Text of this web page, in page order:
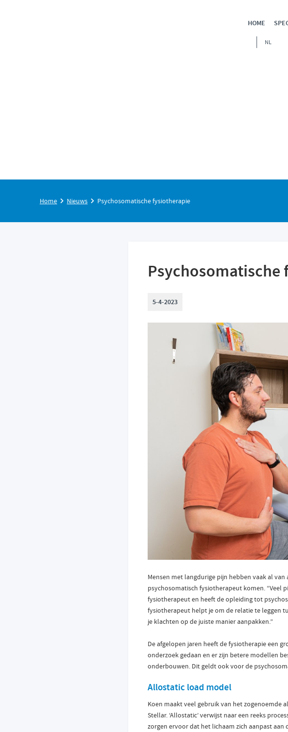
HOME
NL
Home Nieuws Psychosomatische fysiotherapie
Psychosomatische
5-4-2023
Mensen met langdurige pijn hebben vaak al
psychosomatisch fysiotherapeut komen. “Veel
fysiotherapeut en heeft de opleiding tot
fysiotherapeut helpt je om de relatie te leggen
je klachten op de juiste manier aanpakken.”
De afgelopen jaren heeft de fysiotherapie een
onderzoek gedaan en er zijn betere modellen
onderbouwen. Dit geldt ook voor de
Allostatic load model
Koen maakt veel gebruik van het zogenoemde
Stellar. ‘Allostatic’ verwijst naar een reeks
zorgen ervoor dat het lichaam zich aanpast